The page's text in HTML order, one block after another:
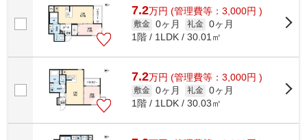
7.2万円 (管理費等：3,000円 )
敷金 0ヶ月 礼金 0ヶ月
1階 / 1LDK / 30.01㎡
7.2万円 (管理費等：3,000円 )
敷金 0ヶ月 礼金 0ヶ月
1階 / 1LDK / 30.03㎡